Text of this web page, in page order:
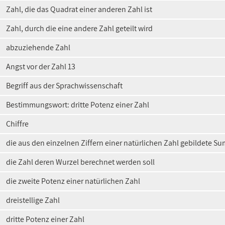
Zahl, die das Quadrat einer anderen Zahl ist
Zahl, durch die eine andere Zahl geteilt wird
abzuziehende Zahl
Angst vor der Zahl 13
Begriff aus der Sprachwissenschaft
Bestimmungswort: dritte Potenz einer Zahl
Chiffre
die aus den einzelnen Ziffern einer natürlichen Zahl gebildete
die Zahl deren Wurzel berechnet werden soll
die zweite Potenz einer natürlichen Zahl
dreistellige Zahl
dritte Potenz einer Zahl